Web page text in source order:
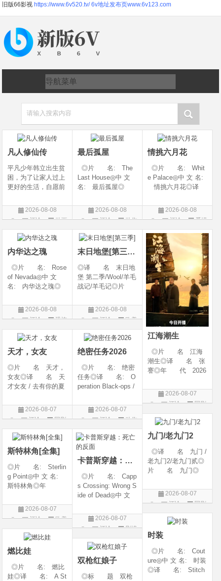
旧版66影视 https://www.6v520.tv/ 6v地址发布页www.6v123.com
请输入搜索内容
凡人修仙传
平凡少年韩立出生贫
困，为了让家人过上
更好的生活，自愿前
核，最终被墨大夫收
入门下。 墨大夫一
养、传授医术，让韩
立对他非常感激，但
随着一同入
2026-08-08
评论
动画
片
最后孤屋
◎片 名: The
Last House◎中 文
名: 最后孤屋◎
Eleven Eight One S
even◎年 代: 2
国 / 法国 / 美国◎
类 别: 动作 /
2026-08-08
评论
动作
片
情挑六月花
◎片 名: Whit
e Palace◎中 文 名:
情挑六月花◎译
道之恋 / 白色宫殿◎
年 代: 1990◎
类 别: 剧情 / 爱
情◎语
2026-08-08
评论
爱情
片
内华达之瑰
◎片 名: Rose
of Nevada◎中 文
名: 内华达之瑰◎
玫瑰 / 英伦转生号
(港) / 谜航(台)◎年
地: 英国◎类
别: 剧情 / 恐
2026-08-08
评论
恐怖
片
末日地堡[第三季]
◎译 名 末日地
堡 第二季/Wool/羊毛
战记/羊毛记◎片
◎年 代 2024◎
产 地 美国◎
幻 / 悬疑◎语
言 英语◎上映日
2026-08-08
评论
欧美
剧
江海潮生
◎片 名 江海
潮生◎译 名 张
謇◎年 代 2026
陆◎类 别 传记
/ 历史 / 古装◎语
上映日期 2026-07-
20(中国大陆)◎
2026-08-07
评论
国剧
天才，女友
◎片 名 天才，
女友◎译 名 天
才女友 / 去有你的夏
年 代 2026◎
产 地 中国大陆
爱情◎语 言 汉
语普通话◎上映日期
2026-08-07
评论
国剧
绝密任务2026
◎片 名: 绝密
任务◎译 名: O
peration Black-ops /
&amp;middot;绝密任
务◎年 代: 202
大陆◎类 别:
动作 / 战争 / 犯
2026-08-07
评论
动作
片
九门/老九门2
◎译 名 九门 /
老九门2/老九门贰◎
片 名 九门◎
产 地 中国大陆
◎类 别 剧情 /
言 汉语普通话◎上
映日期 2026-07
2026-08-07
评论
国剧
斯特林角[全集]
◎片 名: Sterlin
g Point◎中 文 名:
斯特林角◎年
地: 美国◎类
别: 剧情◎语
期: 2026-08-05(美
国)◎IMDb评分: 6
2026-08-07
评论
欧美
剧
卡普斯穿越：死亡的反面
◎片 名: Capp
s Crossing: Wrong S
ide of Dead◎中 文
死亡的反面◎年
代: 2026◎产
别: 剧情 / 悬疑 / 惊
悚 / 犯罪◎语
2026-08-07
评论
剧情
片
时装
◎片 名: Cout
ure◎中 文 名: 时装
◎译 名: Stitch
燃比娃
◎片 名: 燃比
娃◎译 名: A St
双枪红娘子
◎标 题 双枪